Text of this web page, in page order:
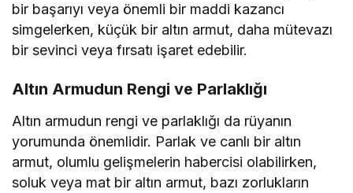
bir başarıyı veya önemli bir maddi kazancı
simgelerken, küçük bir altın armut, daha mütevazı
bir sevinci veya fırsatı işaret edebilir.
Altın Armudun Rengi ve Parlaklığı
Altın armudun rengi ve parlaklığı da rüyanın
yorumunda önemlidir. Parlak ve canlı bir altın
armut, olumlu gelişmelerin habercisi olabilirken,
soluk veya mat bir altın armut, bazı zorlukların